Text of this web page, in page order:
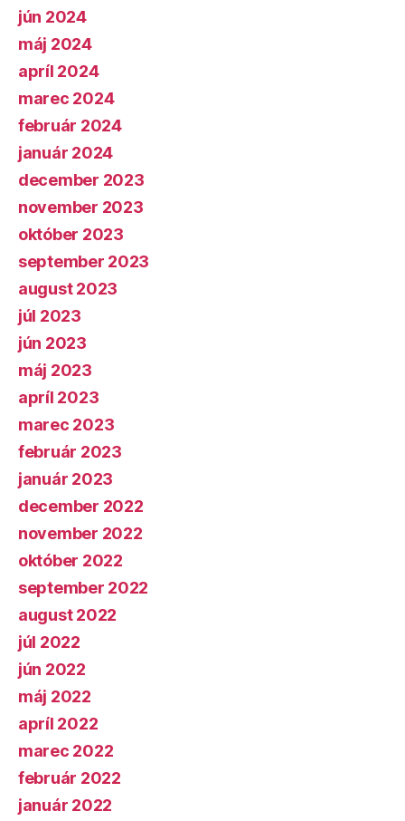
jún 2024
máj 2024
apríl 2024
marec 2024
február 2024
január 2024
december 2023
november 2023
október 2023
september 2023
august 2023
júl 2023
jún 2023
máj 2023
apríl 2023
marec 2023
február 2023
január 2023
december 2022
november 2022
október 2022
september 2022
august 2022
júl 2022
jún 2022
máj 2022
apríl 2022
marec 2022
február 2022
január 2022